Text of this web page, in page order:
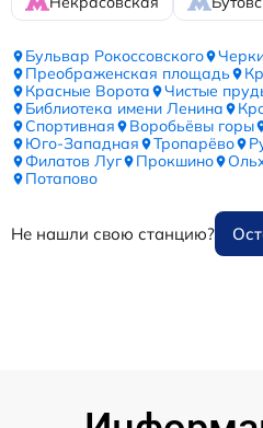
Бульвар Рокоссовского
Преображенская площадь
Красные Ворота
Чистые
Библиотека имени Ленина
Спортивная
Воробьёвы горы
Юго-Западная
Тропарёво
Филатов Луг
Прокшино
Потапово
Не нашли свою станцию?